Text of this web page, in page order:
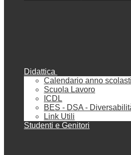
Didattica
Calendario anno
Scuola Lavoro
ICDL
BES - DSA -
Link Utili
Studenti e Genitori